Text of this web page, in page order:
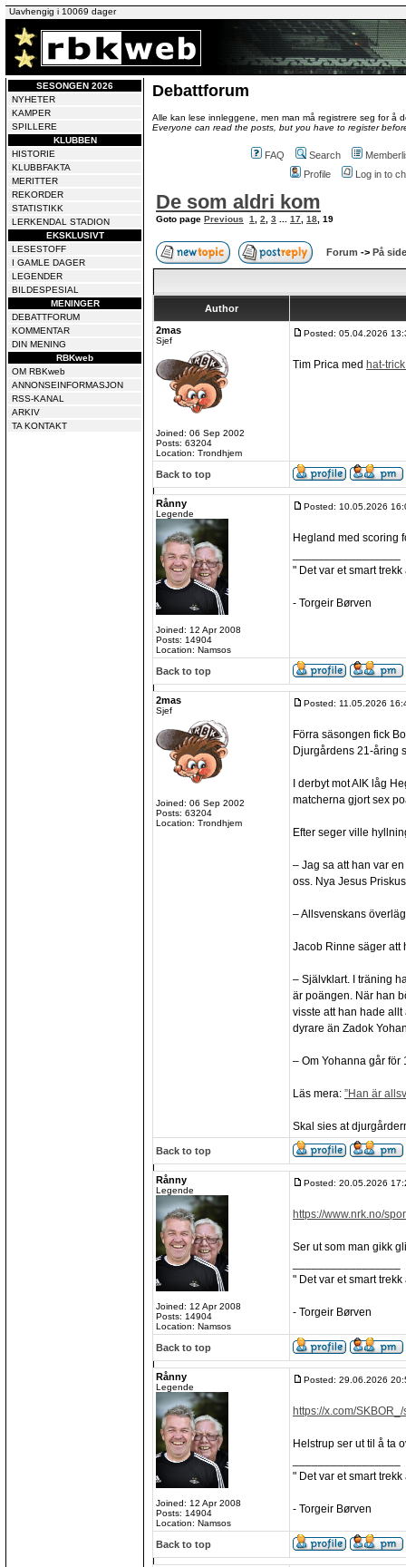
Uavhengig i 10069 dager
SESONGEN 2026
NYHETER
KAMPER
SPILLERE
KLUBBEN
HISTORIE
KLUBBFAKTA
MERITTER
REKORDER
STATISTIKK
LERKENDAL STADION
EKSKLUSIVT
LESESTOFF
I GAMLE DAGER
LEGENDER
BILDESPESIAL
MENINGER
DEBATTFORUM
KOMMENTAR
DIN MENING
RBKweb
OM RBKweb
ANNONSEINFORMASJON
RSS-KANAL
ARKIV
TA KONTAKT
Debattforum
Alle kan lese innleggene, men man må registrere seg for å
Everyone can read the posts, but you have to register
FAQ Search
Profile
Log in to
De som aldri kom
Goto page Previous 1 2 3 17 18 19
Forum -> På
Author
2mas
Sjef
Joined: 06 Sep 2002
Posts: 63204
Location: Trondhjem
Posted: 05.04.2026
Tim Prica med hat-
Back to top
Rånny
Legende
Joined: 12 Apr 2008
Posts: 14904
Location: Namsos
Posted: 10.05.2026
Hegland med scoring
" Det var et smart
- Torgeir Børven
Back to top
2mas
Sjef
Joined: 06 Sep 2002
Posts: 63204
Location: Trondhjem
Posted: 11.05.2026
Förra säsongen fick
Djurgårdens 21-åring
I derbyt mot AIK låg
matcherna gjort sex
Efter seger ville
– Jag sa att han var
oss. Nya Jesus
– Allsvenskans
Jacob Rinne säger att
– Självklart. I träning
är poängen. När han
visste att han hade
dyrare än Zadok
– Om Yohanna går för
Läs mera: ”Han är
Skal sies at
Back to top
Rånny
Legende
Joined: 12 Apr 2008
Posts: 14904
Location: Namsos
Posted: 20.05.2026
https://www.nrk.no/
Ser ut som man gikk
" Det var et smart
- Torgeir Børven
Back to top
Rånny
Legende
Joined: 12 Apr 2008
Posts: 14904
Location: Namsos
Posted: 29.06.2026
https://x.com/
Helstrup ser ut til å ta
" Det var et smart
- Torgeir Børven
Back to top